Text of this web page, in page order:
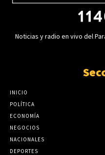
Noticias y radio en vivo del
INICIO
POLÍTICA
ECONOMÍA
NEGOCIOS
NACIONALES
DEPORTES